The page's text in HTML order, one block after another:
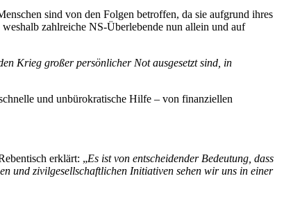
sind von den Folgen betroffen, da sie aufgrund ihres
zahlreiche NS-Überlebende nun allein und auf
Krieg großer persönlicher Not ausgesetzt sind, in
und unbürokratische Hilfe – von finanziellen
erklärt: „Es ist von entscheidender Bedeutung, dass
und zivilgesellschaftlichen Initiativen sehen wir uns in einer